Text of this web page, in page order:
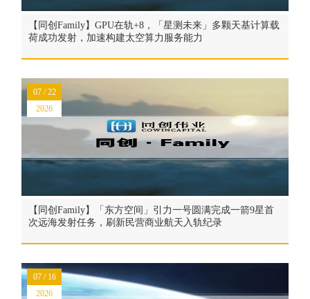
【同创Family】GPU在轨+8，「星测未来」多颗天基计算载
荷成功发射，加速构建太空算力服务能力
【同创Family】「东方空间」引力一号圆满完成一箭9星首
次远海发射任务，刷新民营商业航天入轨纪录
07 / 22
2026
07 / 16
2026